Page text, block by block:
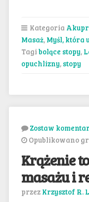
Kategoria
Masaż, Myśl, która
Tagi bolące stopy,
opuchlizny, stopy
Zostaw
Opublikowano
Krążenie
masażu i
przez Krzysztof R.